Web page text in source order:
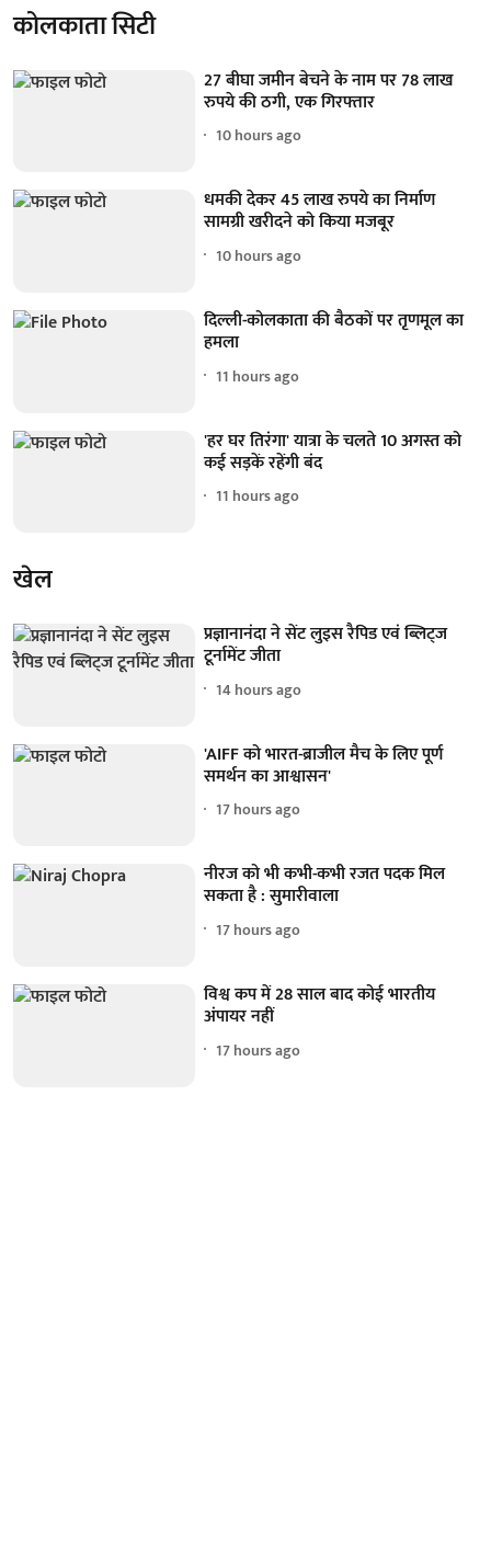
कोलकाता सिटी
27 बीघा जमीन बेचने के नाम पर 78 लाख
रुपये की ठगी, एक गिरफ्तार
10 hours ago
धमकी देकर 45 लाख रुपये का निर्माण
सामग्री खरीदने को किया मजबूर
10 hours ago
दिल्ली-कोलकाता की बैठकों पर तृणमूल का
हमला
11 hours ago
'हर घर तिरंगा' यात्रा के चलते 10 अगस्त को
कई सड़कें रहेंगी बंद
11 hours ago
खेल
प्रज्ञानानंदा ने सेंट लुइस रैपिड एवं ब्लिट्ज
टूर्नामेंट जीता
14 hours ago
'AIFF को भारत-ब्राजील मैच के लिए पूर्ण
समर्थन का आश्वासन'
17 hours ago
नीरज को भी कभी-कभी रजत पदक मिल
सकता है : सुमारीवाला
17 hours ago
विश्व कप में 28 साल बाद कोई भारतीय
अंपायर नहीं
17 hours ago